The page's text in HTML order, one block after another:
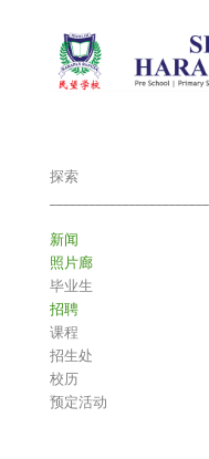
探索
新闻
照片廊
毕业生
招聘
课程
招生处
校历
预定活动